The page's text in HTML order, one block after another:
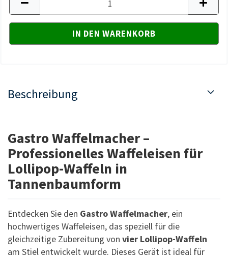
Beschreibung
Gastro Waffelmacher–
Professionelles Waffeleisen für
Lollipop-Waffeln in
Tannenbaumform
Entdecken Sie den Gastro Waffelmacher, ein
hochwertiges Waffeleisen, das speziell für die
gleichzeitige Zubereitung von vier Lollipop-Waffeln
am Stiel entwickelt wurde. Dieses Gerät ist ideal für